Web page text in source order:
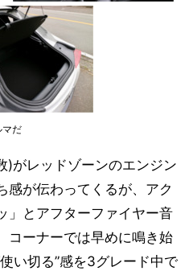
マだ
がレッドゾーンのエンジン
感が伝わってくるが、アク
」とアフターファイヤー音
コーナーでは早めに鳴き始
い切る”感を3グレード中で